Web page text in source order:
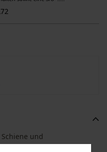
und
aus der Oregon